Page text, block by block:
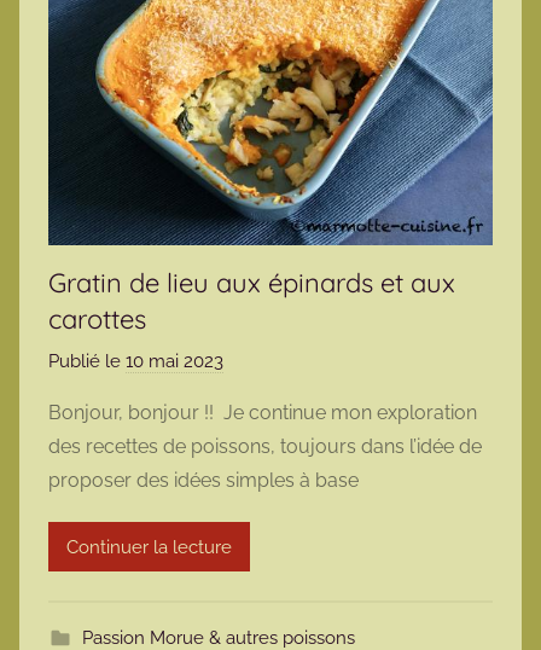
Gratin de lieu aux épinards et aux
carottes
Publié le 10 mai 2023
r
m
a
r
m
t
Bonjour, bonjour !! Je continue mon exploration
des recettes de poissons, toujours dans l’idée de
proposer des idées simples à base
Continuer la lecture
Passion Morue & autres poissons